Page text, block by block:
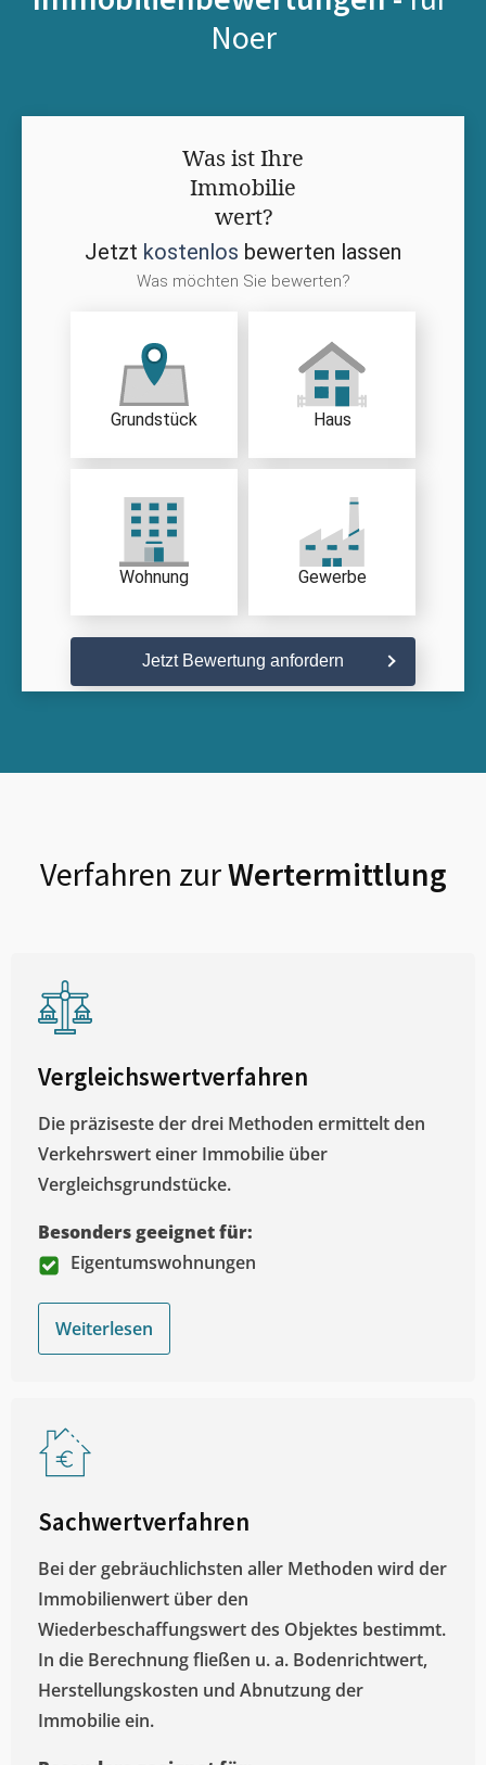
Noer
Was ist Ihre
Immobilie
wert?
Jetzt kostenlos bewerten lassen
Was möchten Sie bewerten?
Grundstück Haus
Wohnung Gewerbe
Jetzt Bewertung anfordern
Verfahren zurWertermittlung
Vergleichswertverfahren
Die präziseste der drei Methoden ermittelt den
Verkehrswert einer Immobilie über
Vergleichsgrundstücke.
Besonders geeignet für:
Eigentumswohnungen
Weiterlesen
Sachwertverfahren
Bei der gebräuchlichsten aller Methoden wird der
Immobilienwert über den
Wiederbeschaffungswert des Objektes bestimmt.
In die Berechnung fließen u. a. Bodenrichtwert,
Herstellungskosten und Abnutzung der
Immobilie ein.